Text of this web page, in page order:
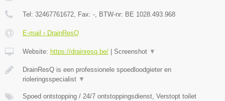
Tel: 32467761672 , Fax: - , BTW-nr: BE 1028.493.968
E-mail › DrainResQ
Website: https://drainresq.be/ | Screenshot ▼
DrainResQ is een professionele spoedloodgieter en
rioleringsspecialist ▼
Spoed ontstopping / 24/7 ontstoppingsdienst, Verstopt toilet